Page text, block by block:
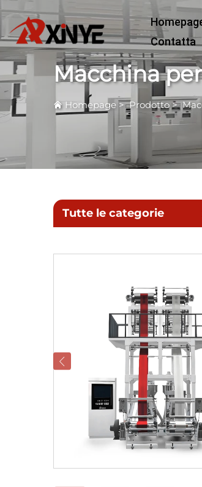
Contatta
Macchina
Homepage >Prodotto>
Tutte le categorie